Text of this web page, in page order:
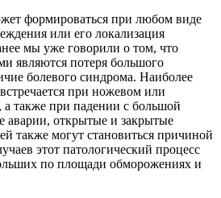
формироваться при любом виде
или его локализация
мы уже говорили о том, что
являются потеря большого
болевого синдрома. Наиболее
при ножевом или
а также при падении с большой
открытые и закрытые
также могут становиться причиной
этот патологический процесс
по площади обморожениях и